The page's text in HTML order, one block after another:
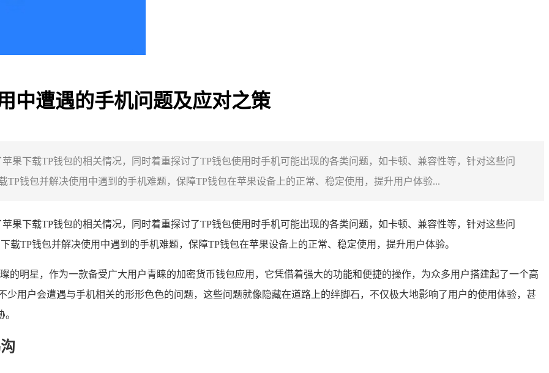
中遭遇的手机问题及应对之策
果下载TP钱包的相关情况，同时着重探讨了TP钱包使用时手机可能出现的各类问题，如卡顿、兼容性等，针对这些问
钱包并解决使用中遇到的手机难题，保障TP钱包在苹果设备上的正常、稳定使用，提升用户体验...
果下载TP钱包的相关情况，同时着重探讨了TP钱包使用时手机可能出现的各类问题，如卡顿、兼容性等，针对这些问
载TP钱包并解决使用中遇到的手机难题，保障TP钱包在苹果设备上的正常、稳定使用，提升用户体验。
的明星，作为一款备受广大用户青睐的加密货币钱包应用，它凭借着强大的功能和便捷的操作，为众多用户搭建起了一个高
少用户会遭遇与手机相关的形形色色的问题，这些问题就像隐藏在道路上的绊脚石，不仅极大地影响了用户的使用体验，甚